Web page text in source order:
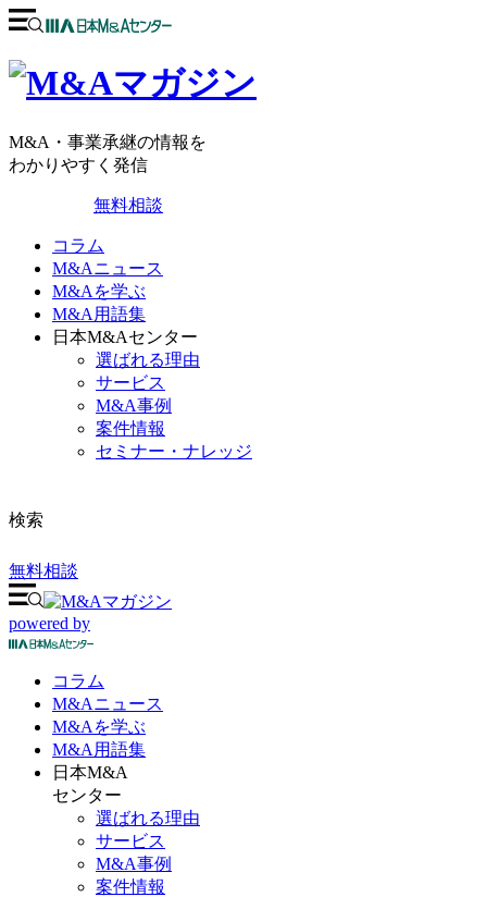
M&A・事業承継の情報を
わかりやすく発信
無料相談
コラム
M&Aニュース
M&Aを学ぶ
M&A用語集
日本M&Aセンター
選ばれる理由
サービス
M&A事例
案件情報
セミナー・ナレッジ
検索
無料相談
powered by
コラム
M&Aニュース
M&Aを学ぶ
M&A 用語集
日本M&A
センター
選ばれる理由
サービス
M&A事例
案件情報